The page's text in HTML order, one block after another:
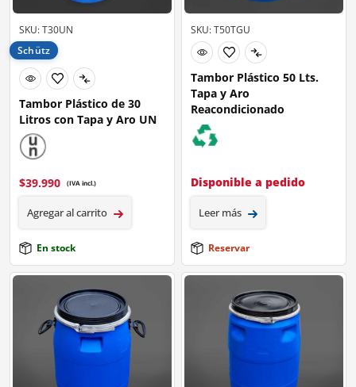
SKU: T30UN
Schütz
Tambor Plástico de 30
Litros con Tapa y Aro UN
$39.990 (IVA incl.)
Agregar al carrito
En stock
SKU: T50TGU
Tambor Plástico 50 Lts.
Tapa y Aro
Reacondicionado
Disponible a pedido
Leer más
Reservar